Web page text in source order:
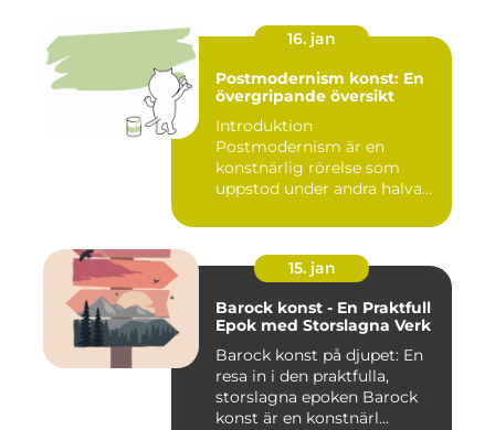
16. jan
Postmodernism konst: En
övergripande översikt
Introduktion
Postmodernism är en
konstnärlig rörelse som
uppstod under andra halvan
15. jan
Barock konst - En Praktfull
Epok med Storslagna Verk
Barock konst på djupet: En
resa in i den praktfulla,
storslagna epoken Barock
konst är en konstnärl...